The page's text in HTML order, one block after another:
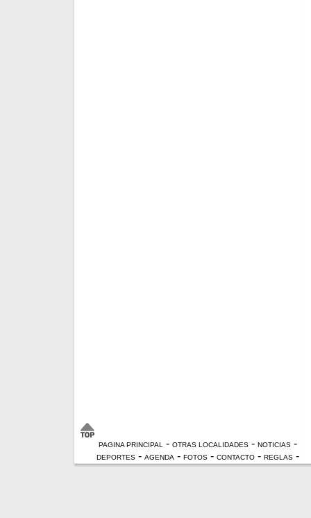
PAGINA PRINCIPAL - OTRAS LOCALIDADES - NOTICIAS -
DEPORTES - AGENDA - FOTOS - CONTACTO - REGLAS -